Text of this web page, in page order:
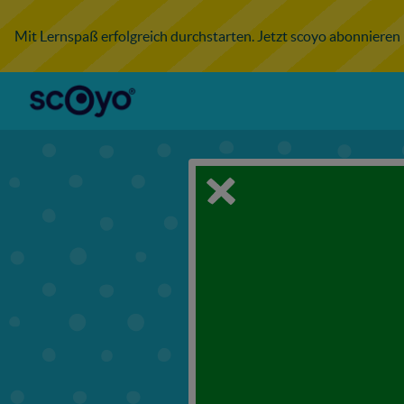
Mit Lernspaß erfolgreich durchstarten. Jetzt scoyo